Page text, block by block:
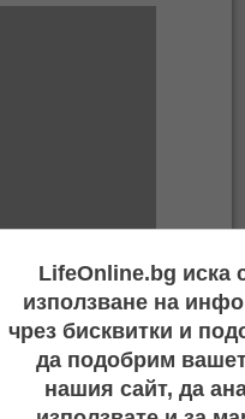
-
Тодор Славков
LifeOnline.bg иска
използване на
чрез бисквитки и
да подобрим
нашия сайт, да